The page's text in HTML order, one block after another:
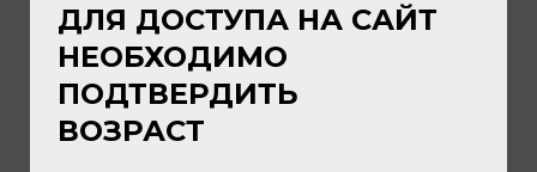
Little Eden Chardonnay 2023 13% 0,75л
ДЛЯ ДОСТУПА НА САЙТ
НЕОБХОДИМО
ПОДТВЕРДИТЬ
ВОЗРАСТ